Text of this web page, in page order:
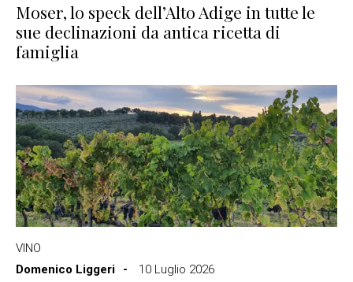
Moser, lo speck dell’Alto Adige in tutte le
sue declinazioni da antica ricetta di
famiglia
VINO
Domenico Liggeri
10 Luglio 2026